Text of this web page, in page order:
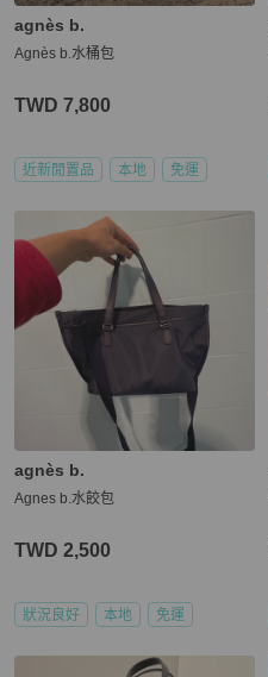
agnès b.
Agnès b.水桶包
TWD 7,800
近新閒置品 本地 免運
agnès b.
Agnes b.水餃包
TWD 2,500
狀況良好 本地 免運